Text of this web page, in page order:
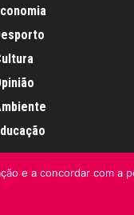
e a concordar com a